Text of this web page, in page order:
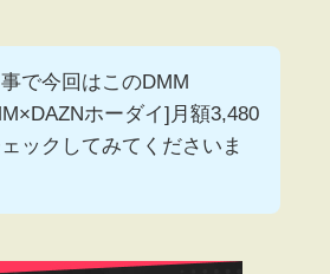
で今回はこのDMM
ホーダイ]月額3,480
ックしてみてくださいま